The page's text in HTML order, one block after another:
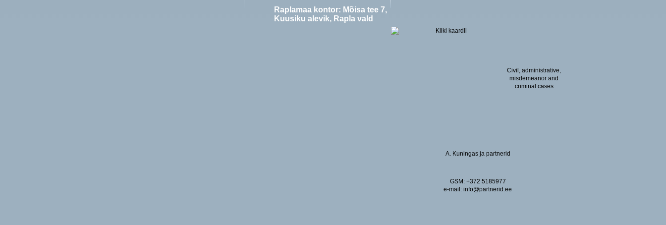
Raplamaa kontor: Mõisa tee 7,
Kuusiku alevik, Rapla vald
Civil, administrative,
misdemeanor and
criminal cases
A. Kuningas ja partnerid
GSM: +372 5185977
e-mail: info@partnerid.ee